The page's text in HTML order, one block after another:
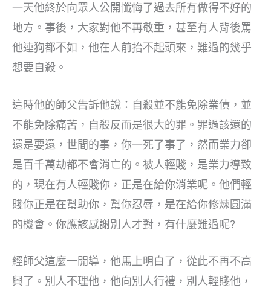
一天他終於向眾人公開懺悔了過去所有做得不好的
地方。事後，大家對他不再敬重，甚至有人背後罵
他連狗都不如，他在人前抬不起頭來，難過的幾乎
想要自殺。
這時他的師父告訴他說：自殺並不能免除業債，並
不能免除痛苦，自殺反而是很大的罪。罪過該還的
還是要還，世間的事，你一死了事了，然而業力卻
是百千萬劫都不會消亡的。被人輕賤，是業力導致
的，現在有人輕賤你，正是在給你消業呢。他們輕
賤你正是在幫助你，幫你忍辱，是在給你修煉圓滿
的機會。你應該感謝別人才對，有什麼難過呢?
經師父這麼一開導，他馬上明白了，從此不再不高
興了。別人不理他，他向別人行禮，別人輕賤他，